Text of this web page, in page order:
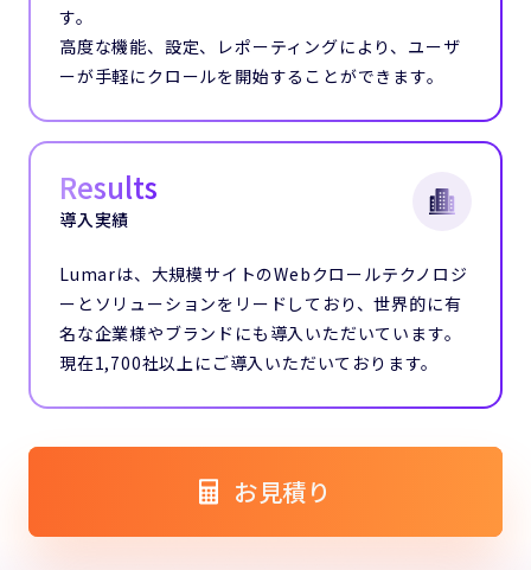
す。
高度な機能、設定、レポーティングにより、 ユーザ
ーが手軽にクロールを開始することができます。
Results
導入実績
Lumarは、大規模サイトのWebクロールテクノロジ
ーとソリューションをリードしており、世界的に有
名な企業様やブランドにも導入いただいています。
現在1,700社以上にご導入いただいております。
お見積り